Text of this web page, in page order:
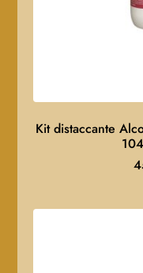
Kit distaccante